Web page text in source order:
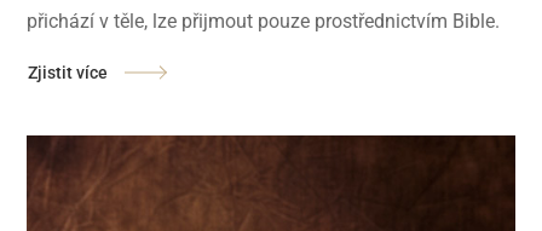
přichází v těle, lze přijmout pouze prostřednictvím Bible.
Zjistit více